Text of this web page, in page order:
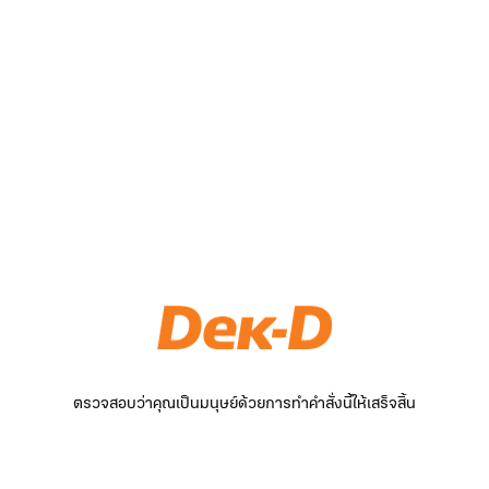
ตรวจสอบว่าคุณเป็นมนุษย์ด้วยการทำคำสั่งนี้ให้เสร็จสิ้น